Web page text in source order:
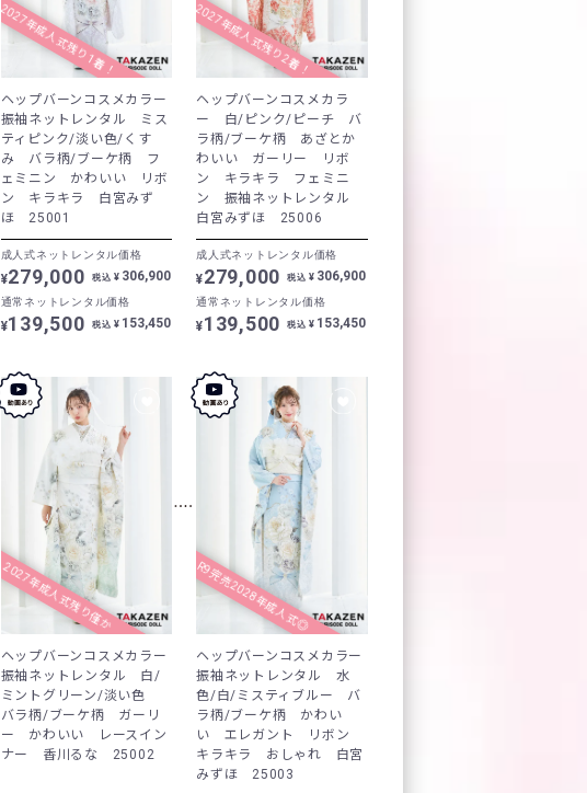
2027年成人式残り1着！
ヘップバーンコスメカラー
振袖ネットレンタル ミス
ティピンク/淡い色/くす
み バラ柄/ブーケ柄 フ
ェミニン かわいい リボ
ン キラキラ 白宮みず
ほ 25001
成人式ネットレンタル価格
¥279,000 税込 ¥ 306,900
通常ネットレンタル価格
¥139,500 税込 ¥ 153,450
2027年成人式残り2着！
ヘップバーンコスメカラ
ー 白/ピンク/ピーチ バ
ラ柄/ブーケ柄 あざとか
わいい ガーリー リボ
ン キラキラ フェミニ
ン 振袖ネットレンタル
白宮みずほ 25006
成人式ネットレンタル価格
¥279,000 税込 ¥ 306,900
通常ネットレンタル価格
¥139,500 税込 ¥ 153,450
2027年成人式残り僅か
ヘップバーンコスメカラー
振袖ネットレンタル 白/
ミントグリーン/淡い色
バラ柄/ブーケ柄 ガーリ
ー かわいい レースイン
ナー 香川るな 25002
R9完売2028年成人式◎
ヘップバーンコスメカラー
振袖ネットレンタル 水
色/白/ミスティブルー バ
ラ柄/ブーケ柄 かわい
い エレガント リボン
キラキラ おしゃれ 白宮
みずほ 25003